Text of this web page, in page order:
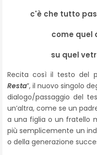
c'è che tutto
come quel
su quel
Recita così il testo del
Resta”, il nuovo singolo
dialogo/passaggio del
un’altra, come se un
a una figlia o un fratello
più semplicemente un
o della generazione